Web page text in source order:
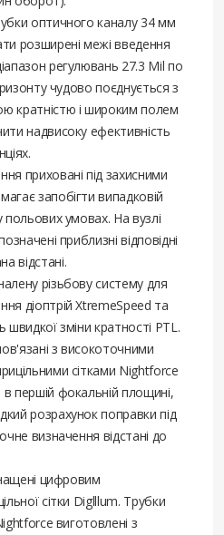
оптичного каналу 34 мм
розширені межі введення
регулювань 27.3 Mil по
чудово поєднується з
кратністю і широким полем
надвисоку ефективність
приховані під захисними
запобігти випадковій
польових умовах. На вузлі
приблизні відповідні
відстані.
різьбову систему для
діоптрій XtremeSpeed та
швидкої зміни кратності PTL.
з високоточними
сітками Nightforce
першій фокальній площині,
розрахунок поправки під
визначення відстані до
цифровим
сітки Diglllum. Трубки
виготовлені з